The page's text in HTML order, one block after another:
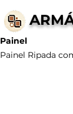
Painel
Painel Ripada